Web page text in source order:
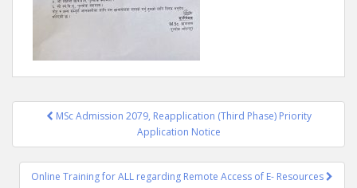
Post MSc Admission 2079, Reapplication (Third Phase) Priority
Application Notice
Online Training for ALL regarding Remote Access of E- Resources